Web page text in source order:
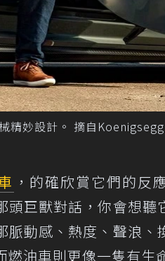
精妙設計。 摘自Koenigsegg
，的確欣賞它們的反
巨獸對話，你會想聽
脈動感、熱度、聲浪
油車則更像一隻有生